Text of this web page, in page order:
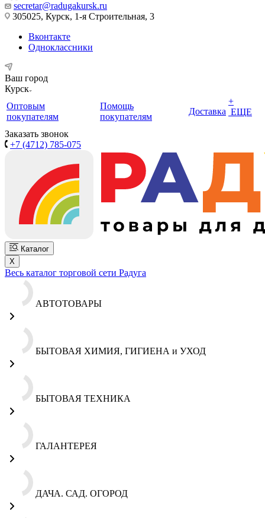
secretar@radugakursk.ru
305025, Курск, 1-я Строительная, 3
Вконтакте
Одноклассники
Ваш город
Курск
Оптовым
покупателям
Помощь
покупателям
Доставка
+
ЕЩЕ
Заказать звонок
+7 (4712) 785-075
Каталог
X
Весь каталог торговой сети Радуга
АВТОТОВАРЫ
БЫТОВАЯ ХИМИЯ, ГИГИЕНА и УХОД
БЫТОВАЯ ТЕХНИКА
ГАЛАНТЕРЕЯ
ДАЧА. САД. ОГОРОД